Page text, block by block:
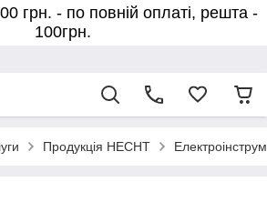
грн. - по повній оплаті, решта -
100грн.
Продукція HECHT